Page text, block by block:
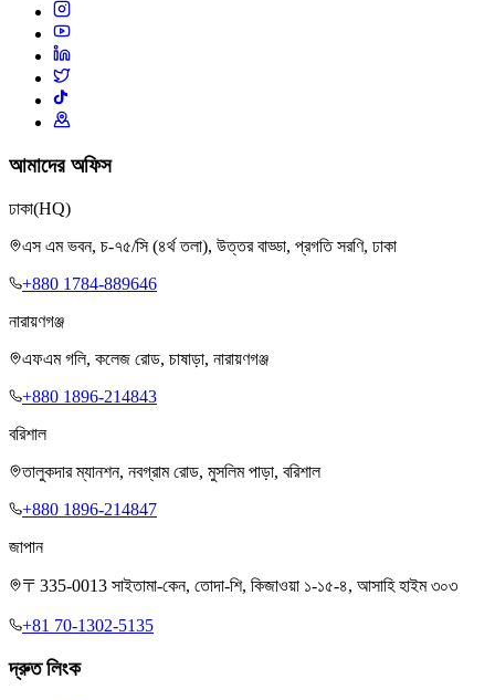
আমাদের অফিস
ঢাকা(HQ)
এস এম ভবন, চ-৭৫/সি (৪র্থ তলা), উত্তর বাড্ডা, প্রগতি সরণি, ঢাকা
+880 1784-889646
নারায়ণগঞ্জ
এফএম গলি, কলেজ রোড, চাষাড়া, নারায়ণগঞ্জ
+880 1896-214843
বরিশাল
তালুকদার ম্যানশন, নবগ্রাম রোড, মুসলিম পাড়া, বরিশাল
+880 1896-214847
জাপান
〒335-0013 সাইতামা-কেন, তোদা-শি, কিজাওয়া ১-১৫-৪, আসাহি হাইম ৩০৩
+81 70-1302-5135
দ্রুত লিংক